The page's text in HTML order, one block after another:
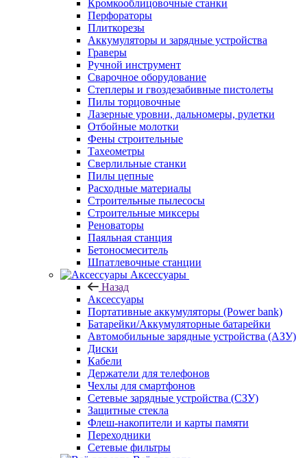
Кромкооблицовочные станки
Перфораторы
Плиткорезы
Аккумуляторы и зарядные устройства
Граверы
Ручной инструмент
Сварочное оборудование
Степлеры и гвоздезабивные пистолеты
Пилы торцовочные
Лазерные уровни, дальномеры, рулетки
Отбойные молотки
Фены строительные
Тахеометры
Сверлильные станки
Пилы цепные
Расходные материалы
Строительные пылесосы
Строительные миксеры
Реноваторы
Паяльная станция
Бетоносмеситель
Шпатлевочные станции
Аксессуары
Назад
Аксессуары
Портативные аккумуляторы (Power bank)
Батарейки/Аккумуляторные батарейки
Автомобильные зарядные устройства (АЗУ)
Диски
Кабели
Держатели для телефонов
Чехлы для смартфонов
Сетевые зарядные устройства (СЗУ)
Защитные стекла
Флеш-накопители и карты памяти
Переходники
Сетевые фильтры